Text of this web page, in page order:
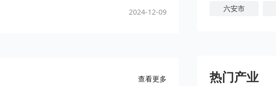
2024-12-09
查看更多
六安市
热门产业